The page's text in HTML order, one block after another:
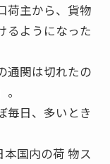
荷主から、貨物
るようになった
通関は切れたの
毎日、多いとき
国内の荷 物ス